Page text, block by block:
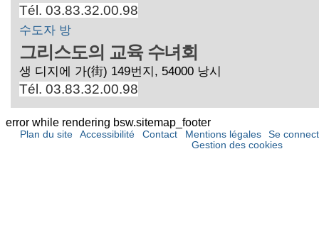
Tél. 03.83.32.00.98
수도자 방
그리스도의 교육 수녀회
생 디지에 가(街) 149번지, 54000 낭시
Tél. 03.83.32.00.98
error while rendering bsw.sitemap_footer
Plan du site Accessibilité Contact Mentions légales
Se
Gestion des cookies